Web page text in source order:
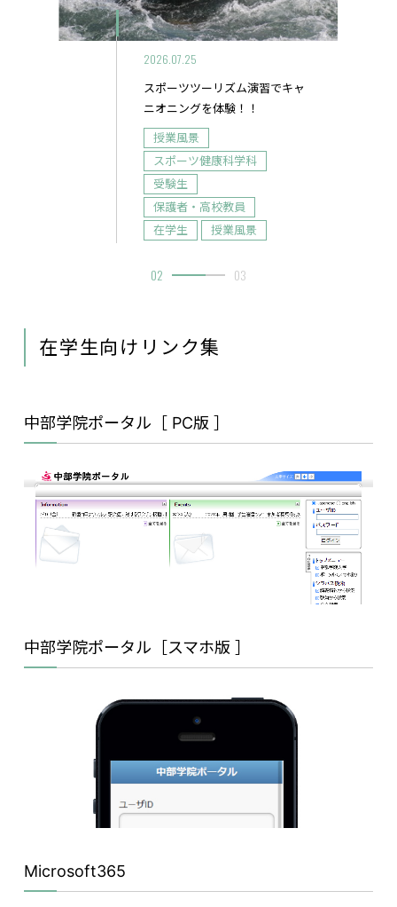
2026.07.25
スポーツツーリズム演習でキャ
ニオニングを体験！！
授業風景
スポーツ健康科学科
受験生
保護者・高校教員
在学生
授業風景
02 03
在学生向けリンク集
中部学院ポータル［ PC版 ］
中部学院ポータル［スマホ版 ］
Microsoft365